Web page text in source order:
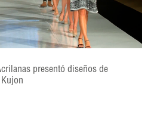
presentó diseños de